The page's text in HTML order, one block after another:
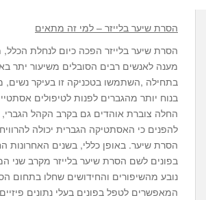
הסרת שיער בלייזר – למי זה מתאים
הסרת שיער בלייזר הפכה כיום לנחלת
מענה לאנשים רבים הסובלים משיעור יתר
בתחילה ,השתמשו בטכניקה זו בעיקר נשים,
בנוח יותר מהגברים לפנות לטיפולים
החלה צוברת אוהדים גם בקרב הקהל
להפנים כי האסתטיקה הגברית יכולה
הסרת שיער. באופן כללי, בשנים האחרונות
בפונים לשם הסרת שיער בלייזר מקרב שני
נובע מהשיפורים והחידושים שחלו בתחום
המאפשרים לטפל בפונים בעלי נתונים